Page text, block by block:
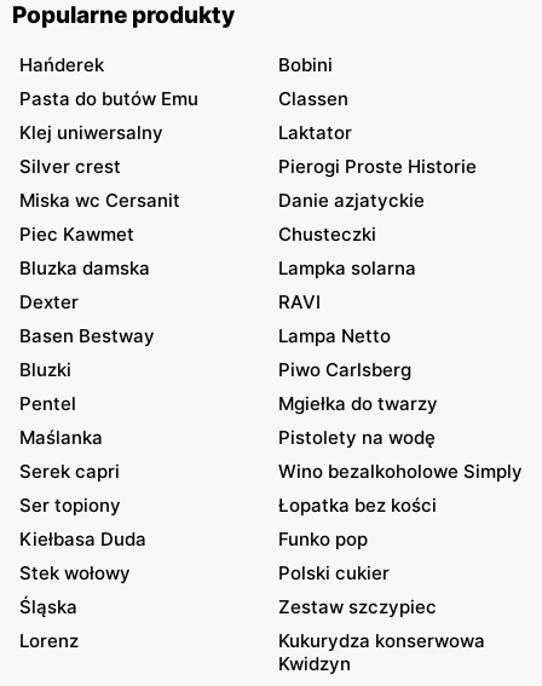
Popularne produkty
Hańderek
Bobini
Pasta do butów Emu
Classen
Klej uniwersalny
Laktator
Silver crest
Pierogi Proste Historie
Miska wc Cersanit
Danie azjatyckie
Piec Kawmet
Chusteczki
Bluzka damska
Lampka solarna
Dexter
RAVI
Basen Bestway
Lampa Netto
Bluzki
Piwo Carlsberg
Pentel
Mgiełka do twarzy
Maślanka
Pistolety na wodę
Serek capri
Wino bezalkoholowe Simply
Ser topiony
Łopatka bez kości
Kiełbasa Duda
Funko pop
Stek wołowy
Polski cukier
Śląska
Zestaw szczypiec
Lorenz
Kukurydza konserwowa
Kwidzyn